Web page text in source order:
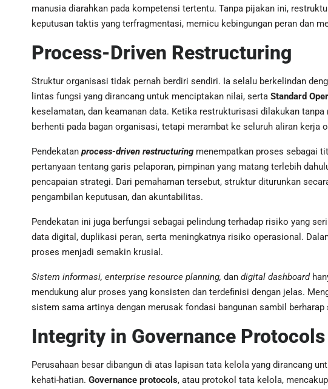
manusia diarahkan pada kompetensi tertentu. Tanpa pijakan ini,
keputusan taktis yang terfragmentasi, memicu kebingungan peran dan
Process-Driven Restructuring
Struktur organisasi tidak pernah berdiri sendiri. Ia selalu berkelindan
lintas fungsi yang dirancang untuk menciptakan nilai, serta Standard
keselamatan, dan keamanan data. Ketika restrukturisasi dilakukan
berhenti pada bagan organisasi, tetapi merambat ke seluruh aliran kerja
Pendekatan process-driven restructuring menempatkan proses sebagai
pertanyaan tentang garis pelaporan, pimpinan yang matang terlebih
pencapaian strategi. Dari pemahaman tersebut, struktur diturunkan
pengambilan keputusan, dan akuntabilitas.
Pendekatan ini juga berfungsi sebagai pelindung terhadap risiko yang
data digital, duplikasi peran, serta meningkatnya risiko operasional.
proses menjadi semakin krusial.
Sistem informasi, enterprise resource planning, dan digital dashboard
mendukung alur proses yang konsisten dan terdefinisi dengan jelas.
sistem sama artinya dengan merusak fondasi bangunan sambil
Integrity in Governance Protocols
Perusahaan besar dibangun di atas lapisan tata kelola yang dirancang
kehati-hatian. Governance protocols, atau protokol tata kelola,